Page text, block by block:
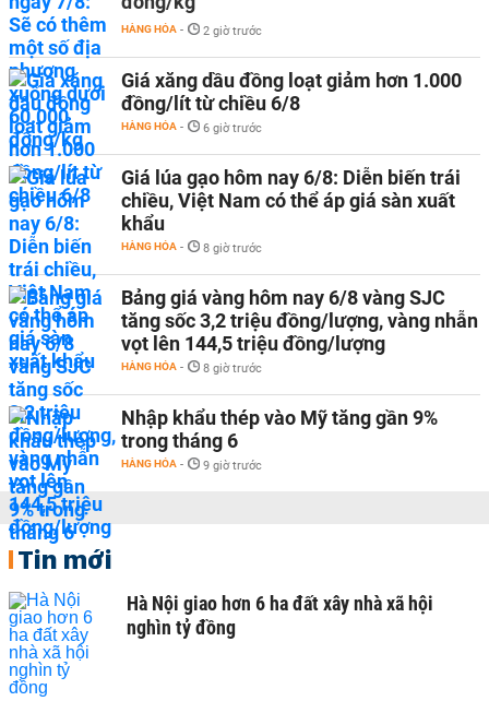
HÀNG HÓA - 2 giờ trước
Giá xăng dầu đồng loạt giảm hơn 1.000
đồng/lít từ chiều 6/8
HÀNG HÓA - 6 giờ trước
Giá lúa gạo hôm nay 6/8: Diễn biến trái
chiều, Việt Nam có thể áp giá sàn xuất
khẩu
HÀNG HÓA - 8 giờ trước
Bảng giá vàng hôm nay 6/8 vàng SJC
tăng sốc 3,2 triệu đồng/lượng, vàng nhẫn
vọt lên 144,5 triệu đồng/lượng
HÀNG HÓA - 8 giờ trước
Nhập khẩu thép vào Mỹ tăng gần 9%
trong tháng 6
HÀNG HÓA - 9 giờ trước
Tin mới
Hà Nội giao hơn 6 ha đất xây nhà xã hội
nghìn tỷ đồng